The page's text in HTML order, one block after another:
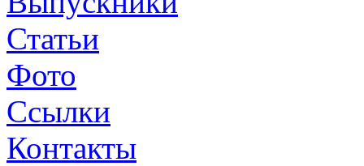
Статьи
Фото
Ссылки
Контакты